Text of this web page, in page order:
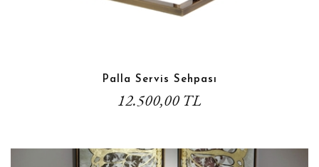
Palla Servis Sehpası
12.500,00 TL